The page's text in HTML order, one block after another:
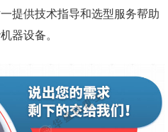
提供技术指导和选型服务帮助
器设备。